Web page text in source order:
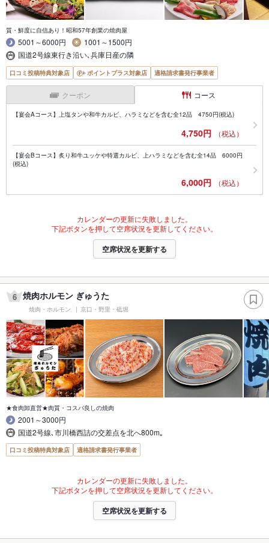
質・鮮度に自信あり！昭和57年創業の焼肉屋
5001～6000円
1001～1500円
国道2号線東行き沿い､兵庫日産の隣
口コミ投稿特典対象店 ポイントプラス対象店 適格請求書発行事業者
クーポン コース
【宴会Aコース】上塩タンや和牛カルビ、ハラミなどを含む全12品 4750円(税込)
4,750円 （税込）
【宴会Bコース】炙り和牛ユッケや特選カルビ、上ハラミなどを含む全14品 6000円
(税込)
6,000円 （税込）
カレンダーの更新に失敗しました。
下記ボタンを押して空席状況を更新してください。
空席状況を更新する
6 焼肉ホルモン ぎゅうた
焼肉・ホルモン 京口・野里・砥堀
★食肉卸直営★肉質・コスパ良しの焼肉
2001～3000円
国道2号線､市川橋西詰の交差点を北へ800m｡
口コミ投稿特典対象店 適格請求書発行事業者
カレンダーの更新に失敗しました。
下記ボタンを押して空席状況を更新してください。
空席状況を更新する